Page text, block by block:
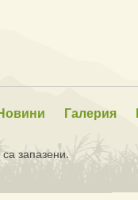
Галерия
запазени.